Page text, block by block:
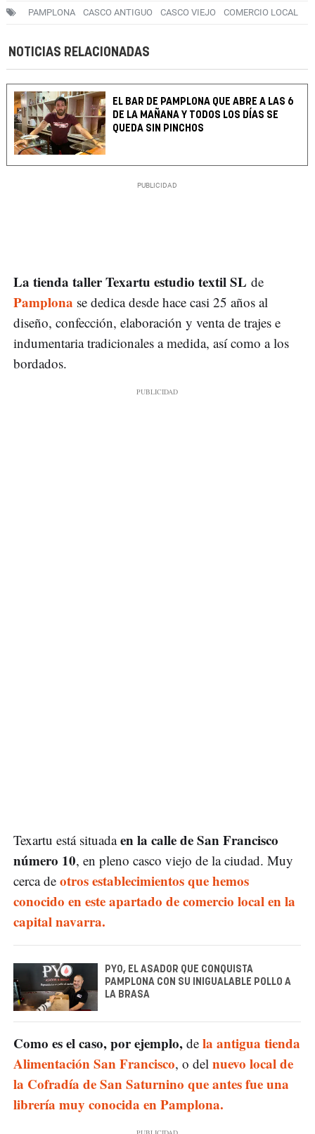
PAMPLONA CASCO ANTIGUO CASCO VIEJO COMERCIO LOCAL
NOTICIAS RELACIONADAS
EL BAR DE PAMPLONA QUE ABRE A LAS 6
DE LA MAÑANA Y TODOS LOS DÍAS SE
QUEDA SIN PINCHOS
La tienda taller Texartu estudio textil SL de
Pamplona se dedica desde hace casi 25 años al
diseño, confección, elaboración y venta de trajes e
indumentaria tradicionales a medida, así como a los
bordados.
Texartu está situadaen la calle de San Francisco
número 10, en pleno casco viejo de la ciudad. Muy
cerca de otros establecimientos que hemos
conocido en este apartado de comercio local en la
capital navarra.
PYO, EL ASADOR QUE CONQUISTA
PAMPLONA CON SU INIGUALABLE POLLO A
LA BRASA
Como es el caso, por ejemplo, de la antigua tienda
Alimentación San Francisco, o del nuevo local de
la Cofradía de San Saturnino que antes fue una
librería muy conocida en Pamplona.